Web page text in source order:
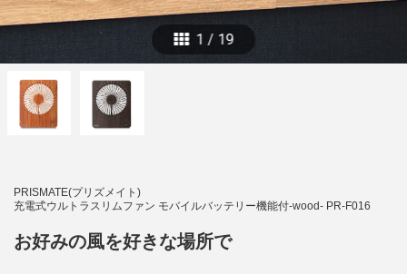
PRISMATE(プリズメイト)
充電式ウルトラスリムファン モバイルバッテリー機能付-wood- PR-F016
お好みの風を好きな場所で
1 / 19